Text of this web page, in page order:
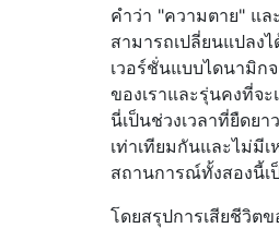
คำว่า "ความตาย" แล
สามารถเปลี่ยนแปลง
เวอร์ชั่นแบบไดนามิก
ของเราและรุ่นคงที่จ
นี่เป็นช่วงเวลาที่ยืดย
เท่าเทียมกันและไม่มี
สถานการณ์ทั้งสองนี้เ
โดยสรุปการเสียชีวิต